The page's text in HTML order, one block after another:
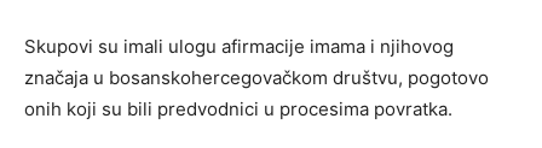
Skupovi su imali ulogu afirmacije imama i njihovog
značaja u bosanskohercegovačkom društvu, pogotovo
onih koji su bili predvodnici u procesima povratka.